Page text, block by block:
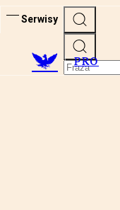
Serwisy
PRO